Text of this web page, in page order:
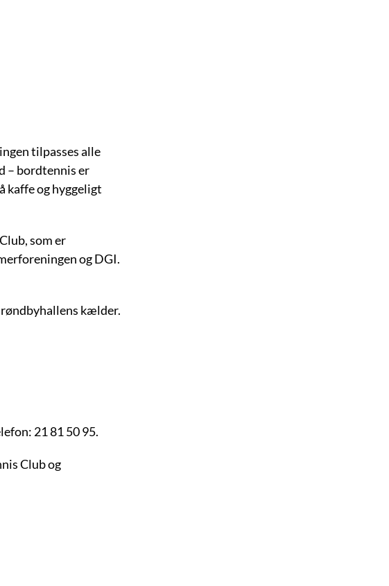
tilpasses alle
– bordtennis er
kaffe og hyggeligt
som er
og DGI.
kælder.
21 81 50 95.
Club og